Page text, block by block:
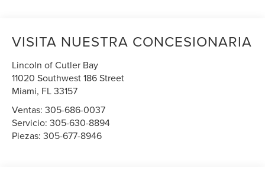
VISITA NUESTRA CONCESIONARIA
Lincoln of Cutler Bay
11020 Southwest 186 Street
Miami, FL33157
Ventas:305-686-0037
Servicio:305-630-8894
Piezas:305-677-8946